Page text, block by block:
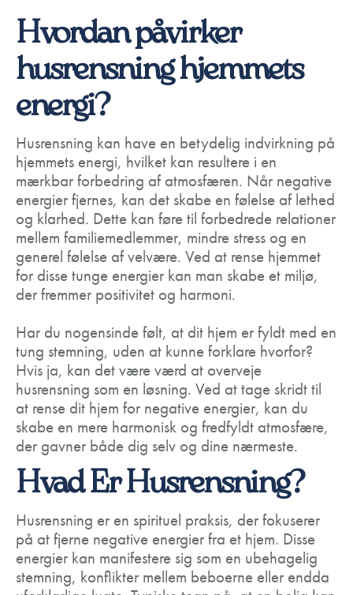
Hvordan påvirker
husrensning hjemmets
energi?
Husrensning kan have en betydelig indvirkning på
hjemmets energi, hvilket kan resultere i en
mærkbar forbedring af atmosfæren. Når negative
energier fjernes, kan det skabe en følelse af lethed
og klarhed. Dette kan føre til forbedrede relationer
mellem familiemedlemmer, mindre stress og en
generel følelse af velvære. Ved at rense hjemmet
for disse tunge energier kan man skabe et miljø,
der fremmer positivitet og harmoni.
Har du nogensinde følt, at dit hjem er fyldt med en
tung stemning, uden at kunne forklare hvorfor?
Hvis ja, kan det være værd at overveje
husrensning som en løsning. Ved at tage skridt til
at rense dit hjem for negative energier, kan du
skabe en mere harmonisk og fredfyldt atmosfære,
der gavner både dig selv og dine nærmeste.
Hvad Er Husrensning?
Husrensning er en spirituel praksis, der fokuserer
på at fjerne negative energier fra et hjem. Disse
energier kan manifestere sig som en ubehagelig
stemning, konflikter mellem beboerne eller endda